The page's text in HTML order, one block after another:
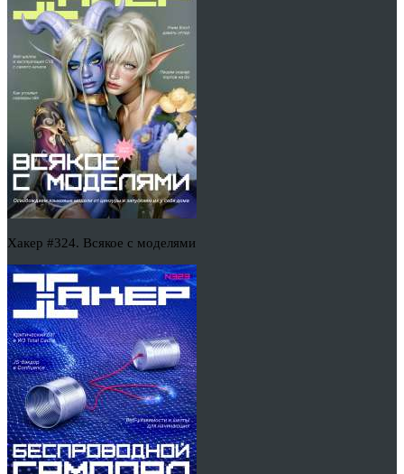
Хакер #324. Всякое с моделями